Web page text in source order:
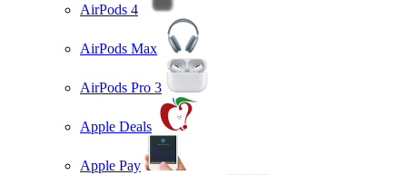
AirPods 4
AirPods Max
AirPods Pro 3
Apple Deals
Apple Pay